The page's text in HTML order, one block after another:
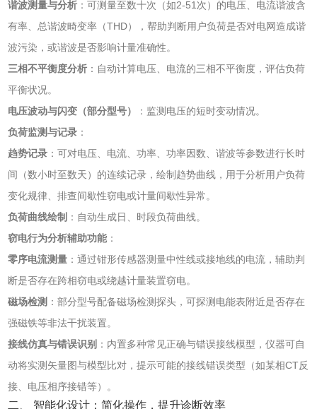
谐波测量与分析 ‌：可测量至数十次（如2-51次）的电压、电流谐波含
有率、总谐波畸变率（THD），帮助判断用户负荷是否对电网造成谐
波污染，或谐波是否影响计量准确性。
三相不平衡度分析 ‌：自动计算电压、电流的三相不平衡度，评估负荷
平衡状况。
电压波动与闪变（部分型号）
‌：监测电压的短时变动情况。
负荷监测与记录 ‌：
趋势记录 ‌：可对电压、电流、功率、功率因数、谐波等参数进行长时
间（数小时至数天）的连续记录，绘制趋势曲线，用于分析用户负荷
变化规律、排查间歇性窃电或计量间歇性异常。
负荷曲线绘制 ‌：自动生成日、时段负荷曲线。
窃电行为分析辅助功能 ‌：
零序电流测量 ‌：通过钳形传感器测量中性线或接地线的电流，辅助判
断是否存在跨相窃电或绕越计量装置窃电。
磁场检测 ‌：部分型号配备磁场检测探头，可探测电能表附近是否存在
强磁铁等非法干扰装置。
接线仿真与错误识别 ‌：内置多种常见正确与错误接线模型，仪器可自
动将实测矢量图与模型比对，提示可能的接线错误类型（如某相CT反
接、电压相序接错等）。
二、 智能化设计：简化操作，提升诊断效率